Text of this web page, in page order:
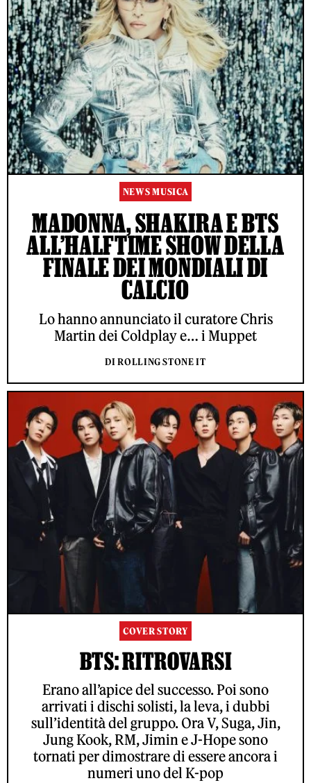
NEWS MUSICA
MADONNA, SHAKIRA E BTS
ALL’HALFTIME SHOW DELLA
FINALE DEI MONDIALI DI
CALCIO
Lo hanno annunciato il curatore Chris
Martin dei Coldplay e… i Muppet
DI ROLLING STONE IT
COVER STORY
BTS: RITROVARSI
Erano all’apice del successo. Poi sono
arrivati i dischi solisti, la leva, i dubbi
sull’identità del gruppo. Ora V, Suga, Jin,
Jung Kook, RM, Jimin e J-Hope sono
tornati per dimostrare di essere ancora i
numeri uno del K-pop